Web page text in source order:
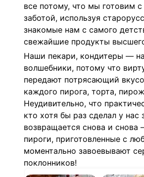
все потому, что мы готовим
заботой, используя
знакомые нам с самого
свежайшие продукты
Наши пекари, кондитеры —
волшебники, потому что
передают потрясающий
каждого пирога, торта,
Неудивительно, что
кто хотя бы раз сделал у нас
возвращается снова и
пироги, приготовленные с
моментально завоевывают
поклонников!